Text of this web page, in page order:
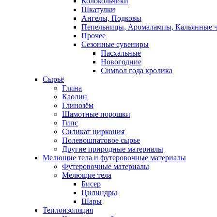
Шкатулки
Ангелы, Подковы
Пепельницы, Аромалампы, Кальянные
Прочее
Сезонные сувениры
Пасхальные
Новогодние
Символ года кролика
Сырьё
Глина
Каолин
Глинозём
Шамотные порошки
Гипс
Силикат циркония
Полевошпатовое сырье
Другие природные материалы
Мелющие тела и футеровочные материалы
Футеровочные материалы
Мелющие тела
Бисер
Цилиндры
Шары
Теплоизоляция